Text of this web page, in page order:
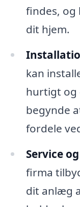
findes, og
dit hjem.
kan
hurtigt og
begynde
fordele
Service
firma
dit anlæg